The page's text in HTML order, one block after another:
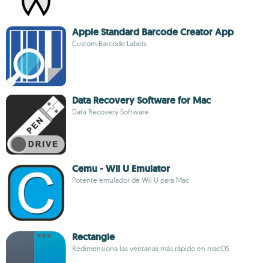
Apple Standard Barcode Creator App
Custom Barcode Labels
Data Recovery Software for Mac
Data Recovery Software
Cemu - Wii U Emulator
Potente emulador de Wii U para Mac
Rectangle
Redimensiona las ventanas más rápido en macOS